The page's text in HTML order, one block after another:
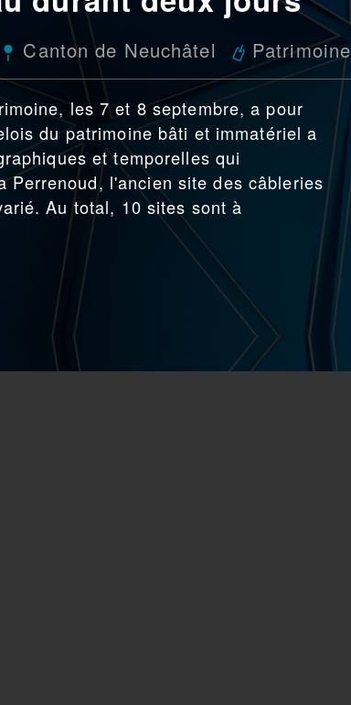
Canton de Neuchâtel Patrimoine
les 7 et 8 septembre, a pour
du patrimoine bâti et immatériel a
et temporelles qui
l'ancien site des câbleries
Au total, 10 sites sont à